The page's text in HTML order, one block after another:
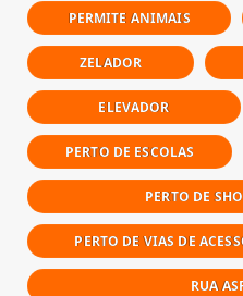
PERMITE ANIMAIS
ZELADOR
ELEVADOR
PERTO DE ESCOLAS
PERTO DE
PERTO DE VIAS DE
RUA